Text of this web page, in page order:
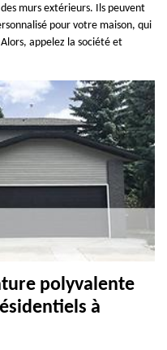
murs extérieurs. Ils peuvent
pour votre maison, qui
appelez la société et
polyvalente
à